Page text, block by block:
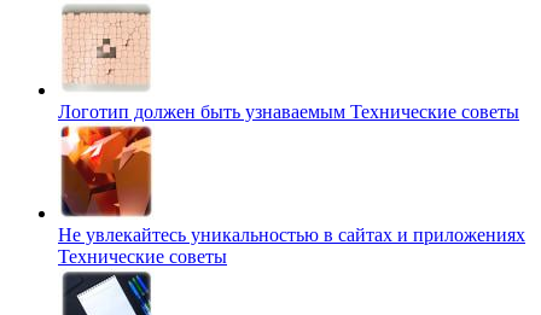
Логотип должен быть узнаваемым Технические советы
Не увлекайтесь уникальностью в сайтах и приложениях
Технические советы